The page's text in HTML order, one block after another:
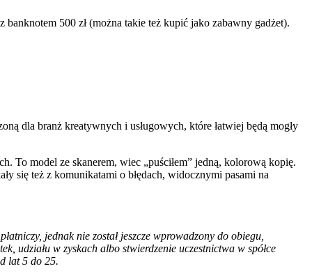
500 zł (można takie też kupić jako zabawny gadżet).
dla branż kreatywnych i usługowych, które łatwiej będą mogły
To model ze skanerem, wiec „puściłem” jedną, kolorową kopię.
się też z komunikatami o błędach, widocznymi pasami na
jednak nie został jeszcze wprowadzony do obiegu,
udziału w zyskach albo stwierdzenie uczestnictwa w spółce
lat 5 do 25.